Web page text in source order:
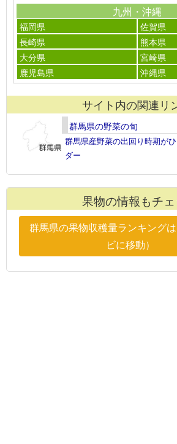
九州・沖縄
福岡県
佐賀県
長崎県
熊本県
大分県
宮崎県
鹿児島県
沖縄県
サイト内の関連リ
群馬県の野菜の旬
群馬県産野菜の出回り時期が
ダー
果物の情報もチェ
群馬県の果物収穫量ランキング
ビに移動）